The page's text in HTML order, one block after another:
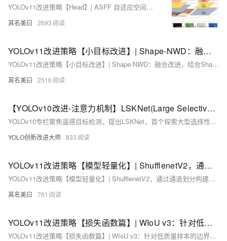
YOLOv11改进策略【Head】| ASFF 自适应空间特征融合模块，改进检测头Detect_ASFF
其名美曰 2693
YOLOv11改进策略【小目标改进】| Shape-NWD：融合改进，结合Shape-IoU和NWD 更好地适应小目标特性
YOLOv11改进策略【小目标改进】| Shape-NWD：融合改进，结合Shape-IoU和NWD 更好地适应小目标特性
其名美曰 2516
【YOLOv10改进-注意力机制】LSKNet(Large Selective Kernel Network ):空间选择注意力
YOLOv10专栏聚焦遥感目标检测，提出LSKNet，首个探索大型选择性核的模型。LSKNet利用LSKblock Attention动态调整感受野，处理不同目标的上下文。创新点还包括极化滤波和增强技术，提升信息保留和非线性输出。在HRSC2016等遥感基准上取得SOTA性能。LSKNet代码展示其网络结构，包括多阶段模块和注意力机制。详细配置和任务说明见相关链接。
YOLO创新改进大师 833
YOLOv11改进策略【模型轻量化】| ShufflenetV2，通过通道划分构建高效网络
YOLOv11改进策略【模型轻量化】| ShufflenetV2，通过通道划分构建高效网络
其名美曰 761
YOLOv11改进策略【损失函数篇】| WIoU v3：针对低质量样本的边界框回归损失函数
YOLOv11改进策略【损失函数篇】| WIoU v3：针对低质量样本的边界框回归损失函数